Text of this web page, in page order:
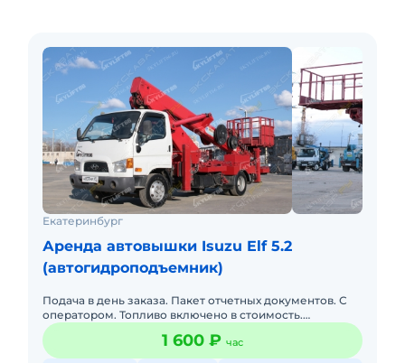
Екатеринбург
Аренда автовышки Isuzu Elf 5.2
(автогидроподъемник)
Подача в день заказа. Пакет отчетных документов. С
оператором. Топливо включено в стоимость.
Долгосрочная аренда.
1 600 ₽ час